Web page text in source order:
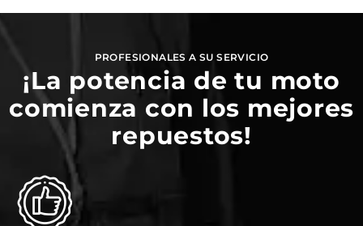
PROFESIONALES A SU SERVICIO
¡La potencia de tu moto
comienza con los mejores
repuestos!